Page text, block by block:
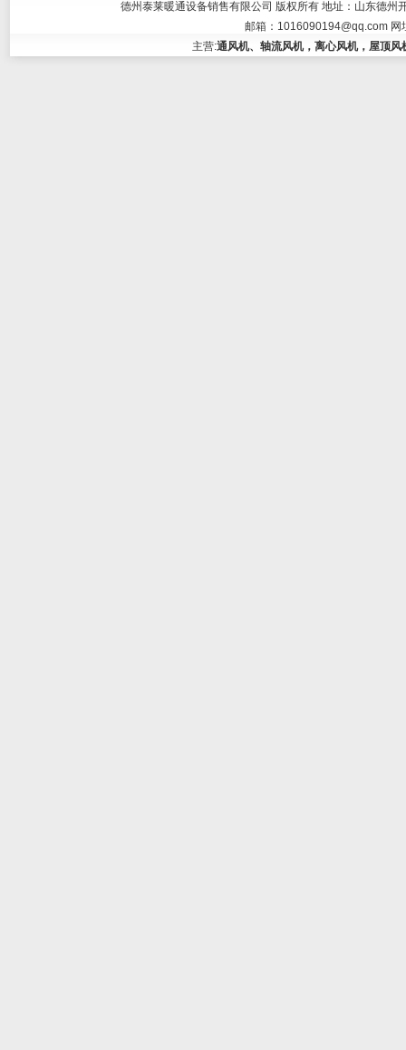
德州泰莱暖通设备销售有限公司 版权所有 地址：山东德
邮箱： 1016090194@qq.com网
主营:通风机、轴流风机，离心风机，屋顶